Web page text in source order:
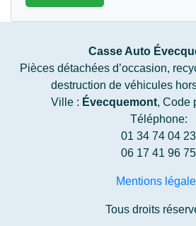
Casse Auto
Pièces détachées d’occasion,
destruction de véhicules
Ville : Évecquemont, Code
Téléphone:
01 34 74 04 23
06 17 41 96 75
Mentions
Tous droits